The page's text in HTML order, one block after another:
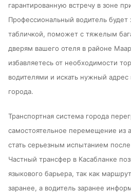
гарантированную встречу в зоне
Профессиональный водитель
табличкой, поможет с тяжелым
дверям вашего отеля в районе
избавляетесь от необходимости
водителями и искать нужный адрес
города.
Транспортная система города
самостоятельное перемещение из
стать серьезным испытанием
Частный трансфер в Касабланке
языкового барьера, так как
заранее, а водитель заранее